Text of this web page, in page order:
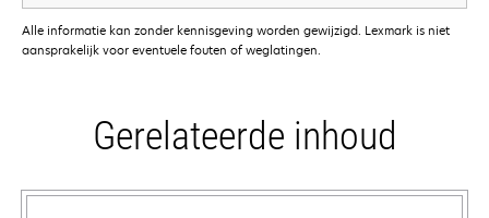
Alle informatie kan zonder kennisgeving worden gewijzigd. Lexmark is niet
aansprakelijk voor eventuele fouten of weglatingen.
Gerelateerde inhoud